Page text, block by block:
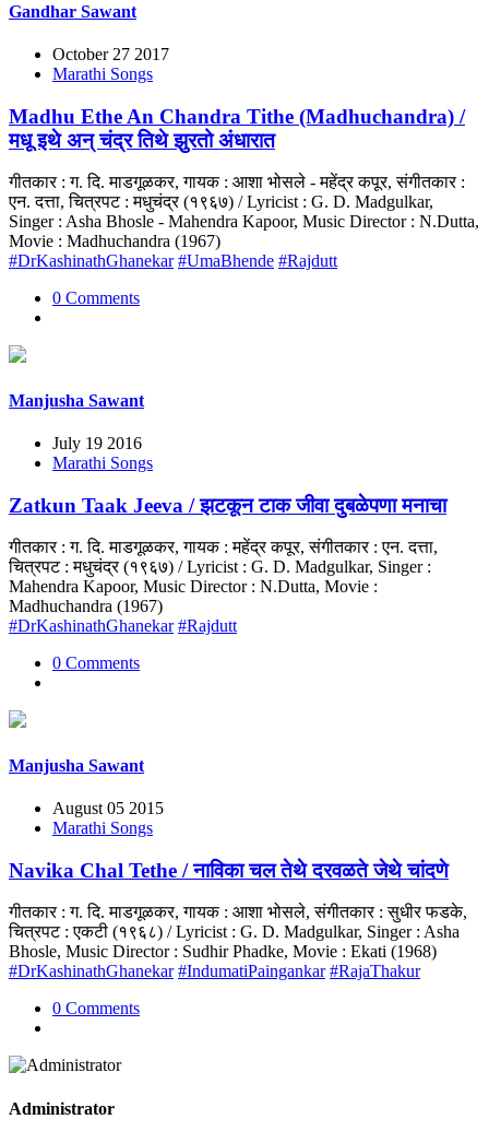
Gandhar Sawant
October 27 2017
Marathi Songs
Madhu Ethe An Chandra Tithe (Madhuchandra) /
मधू इथे अन् चंद्र तिथे झुरतो अंधारात
गीतकार : ग. दि. माडगूळकर, गायक : आशा भोसले - महेंद्र कपूर, संगीतकार :
एन. दत्ता, चित्रपट : मधुचंद्र (१९६७) / Lyricist : G. D. Madgulkar,
Singer : Asha Bhosle - Mahendra Kapoor, Music Director : N.Dutta,
Movie : Madhuchandra (1967)
#DrKashinathGhanekar #UmaBhende #Rajdutt
0 Comments
Manjusha Sawant
July 19 2016
Marathi Songs
Zatkun Taak Jeeva / झटकून टाक जीवा दुबळेपणा मनाचा
गीतकार : ग. दि. माडगूळकर, गायक : महेंद्र कपूर, संगीतकार : एन. दत्ता,
चित्रपट : मधुचंद्र (१९६७) / Lyricist : G. D. Madgulkar, Singer :
Mahendra Kapoor, Music Director : N.Dutta, Movie :
Madhuchandra (1967)
#DrKashinathGhanekar #Rajdutt
0 Comments
Manjusha Sawant
August 05 2015
Marathi Songs
Navika Chal Tethe / नाविका चल तेथे दरवळते जेथे चांदणे
गीतकार : ग. दि. माडगूळकर, गायक : आशा भोसले, संगीतकार : सुधीर फडके,
चित्रपट : एकटी (१९६८) / Lyricist : G. D. Madgulkar, Singer : Asha
Bhosle, Music Director : Sudhir Phadke, Movie : Ekati (1968)
#DrKashinathGhanekar #IndumatiPaingankar #RajaThakur
0 Comments
Administrator